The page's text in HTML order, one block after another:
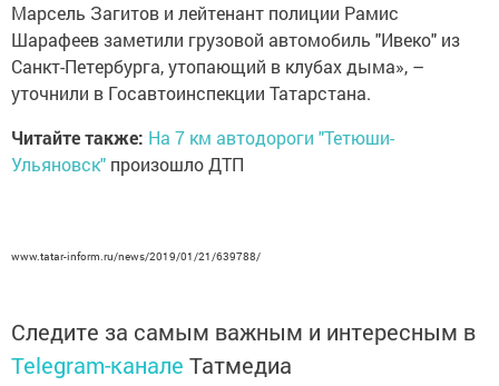
Марсель Загитов и лейтенант полиции Рамис
Шарафеев заметили грузовой автомобиль "Ивеко" из
Санкт-Петербурга, утопающий в клубах дыма», –
уточнили в Госавтоинспекции Татарстана.
Читайте также: На 7 км автодороги "Тетюши-
Ульяновск" произошло ДТП
www.tatar-inform.ru/news/2019/01/21/639788/
Следите за самым важным и интересным в
Telegram-канале Татмедиа